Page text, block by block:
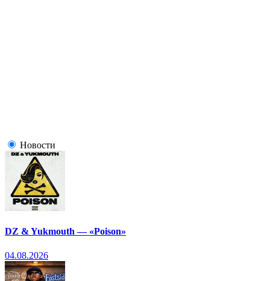
Новости
DZ & Yukmouth — «Poison»
04.08.2026